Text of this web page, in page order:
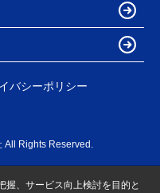
バシーポリシー
All Rights Reserved.
握、サービス向上検討を目的と